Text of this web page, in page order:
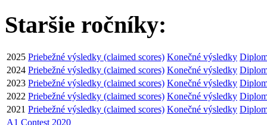
Staršie ročníky:
2025 Priebežné výsledky (claimed scores) Konečné výsledky
2024 Priebežné výsledky (claimed scores) Konečné výsledky
2023 Priebežné výsledky (claimed scores) Konečné výsledky
2022 Priebežné výsledky (claimed scores) Konečné výsledky
2021 Priebežné výsledky (claimed scores) Konečné výsledky
A1 Contest 2020